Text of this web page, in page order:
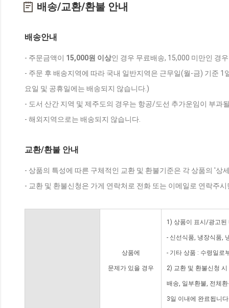
배송/교환/환불 안내
배송안내
- 주문금액이 15,000원 이상인 경우 무료배송, 15,000 미만인 경
- 주문 후 배송지역에 따라 국내 일반지역은 근무일(월-금) 기준
요일 및 공휴일에는 배송되지 않습니다.)
- 도서 산간 지역 및 제주도의 경우는 항공/도선 추가운임이 부과
- 해외지역으로는 배송되지 않습니다.
교환/환불 안내
- 상품의 특성에 따른 구체적인 교환 및 환불기준은 각 상품의 '상
- 교환 및 환불신청은 가게 연락처로 전화 또는 이메일로 연락주
상품에
문제가 있을 경우
1) 상품이 표시/광고된
- 신선식품, 냉장식품,
- 기타 상품 : 수령일로
2) 교환 및 환불신청
배송, 일부환불, 전체
3일 이내에 완료됩니